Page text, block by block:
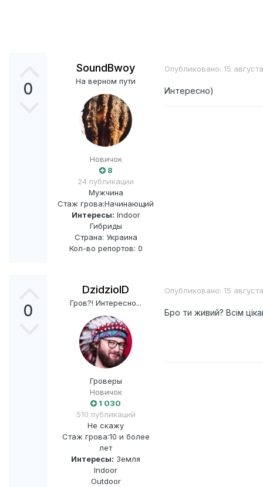
0
SoundBwoy
На верном пути
Новичок
8
24 публикации
Мужчина
Стаж грова:Начинающий
Интересы: Indoor
Гибриды
Страна: Украина
Кол-во репортов: 0
Опубликовано: 15
Интересно)
0
DzidzioID
Гров?! Интересно...
Гроверы
Новичок
1 030
510 публикаций
Не скажу
Стаж грова:10 и более
лет
Интересы: Земля
Indoor
Outdoor
Опубликовано: 15
Бро ти живий? Всім